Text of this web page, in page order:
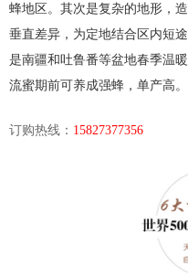
蜂地区。其次是复杂的地形，
垂直差异，为定地结合区内短
是南疆和吐鲁番等盆地春季温
流蜜期前可养成强蜂，单产高。
订购热线： 15827377356